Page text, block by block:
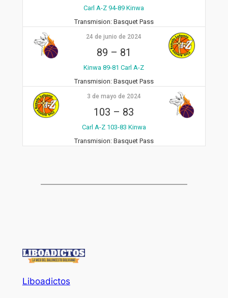
Carl A-Z 94-89 Kinwa
Transmision:Basquet Pass
24 de junio de 2024
89 – 81
Kinwa 89-81 Carl A-Z
Transmision:Basquet Pass
3 de mayo de 2024
103 – 83
Carl A-Z 103-83 Kinwa
Transmision:Basquet Pass
Liboadictos